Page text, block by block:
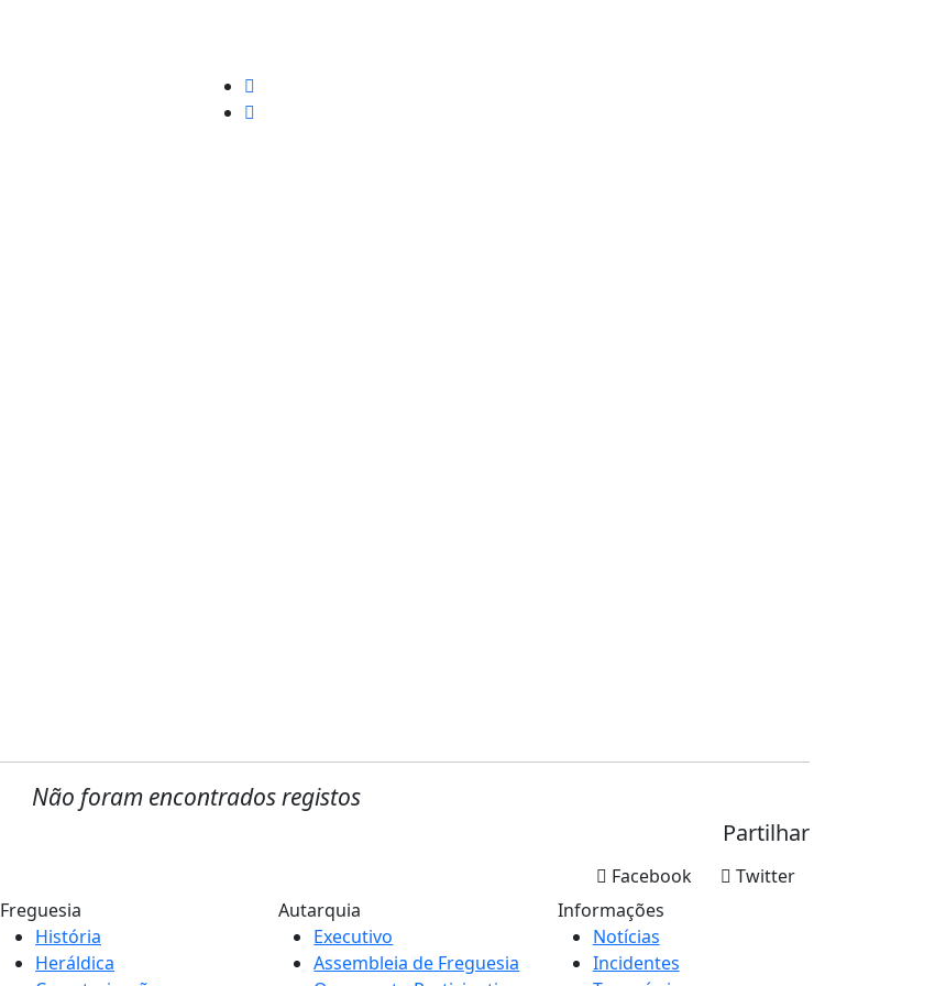
Não foram encontrados registos
Partilhar
Twitter
Facebook
Freguesia
História
Heráldica
Autarquia
Executivo
Assembleia de Freguesia
Informações
Notícias
Incidentes